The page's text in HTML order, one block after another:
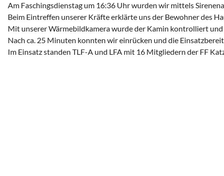
Am Faschingsdienstag um 16:36 Uhr wurden wir mittels
Beim Eintreffen unserer Kräfte erklärte uns der Bewohner des
Mit unserer Wärmebildkamera wurde der Kamin kontrolliert
Nach ca. 25 Minuten konnten wir einrücken und die
Im Einsatz standen TLF-A und LFA mit 16 Mitgliedern der FF